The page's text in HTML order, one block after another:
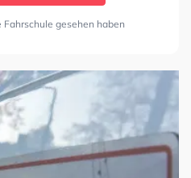
Fahrschule gesehen haben